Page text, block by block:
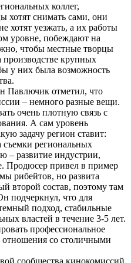
коллег,
хотят снимать сами, они
хотят уезжать, а их работы
уровне, побеждают на
чтобы местные творцы
производстве крупных
у них была возможность
Павлючик отметил, что
– немного разные вещи.
очень плотную связь с
А сам уровень
задачу регион ставит:
съемки региональных
– развитие индустрии,
Продюсер привел в пример
рибейтов, но развита
второй состав, поэтому там
подчеркнул, что для
подход, стабильные
властей в течение 3-5 лет.
профессиональное
отношения со столичными
сообщества кинокомиссий